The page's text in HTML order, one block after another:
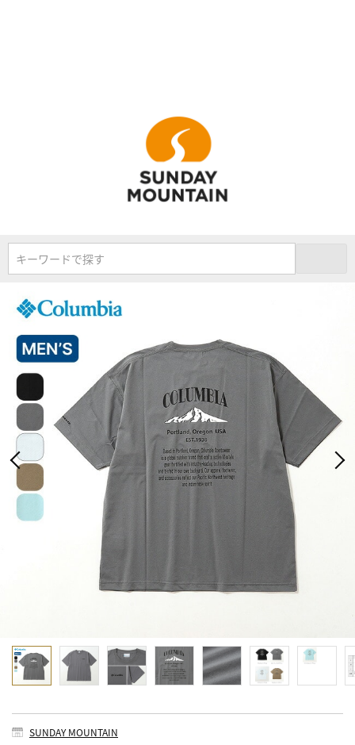
キーワードで探す
SUNDAY MOUNTAIN